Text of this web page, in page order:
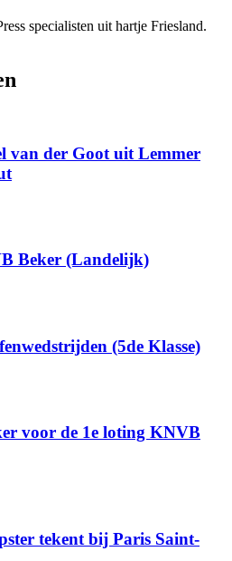
specialisten uit hartje Friesland.
van der Goot uit Lemmer
Beker (Landelijk)
(5de Klasse)
voor de 1e loting KNVB
tekent bij Paris Saint-